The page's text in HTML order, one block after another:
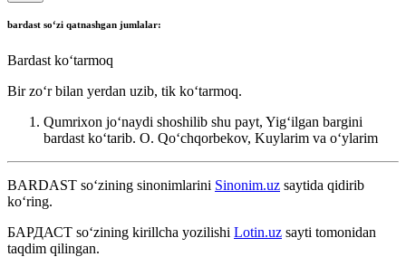
bardast soʻzi qatnashgan jumlalar:
Bardast koʻtarmoq
Bir zoʻr bilan yerdan uzib, tik koʻtarmoq.
Qumrixon joʻnaydi shoshilib shu payt, Yigʻilgan bargini
bardast koʻtarib. O. Qoʻchqorbekov, Kuylarim va oʻylarim
BARDAST so‘zining sinonimlarini Sinonim.uz saytida qidirib
ko‘ring.
БАРДАСТ so‘zining kirillcha yozilishi Lotin.uz sayti tomonidan
taqdim qilingan.